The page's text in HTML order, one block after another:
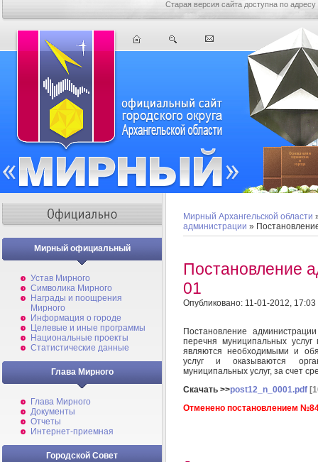
Старая версия сайта доступна по адресу
Мирный официальный
Устав Мирного
Символика Мирного
Награды и поощрения
Мирного
Информация о городе
Целевые и иные программы
Национальные проекты
Статистические данные
Глава Мирного
Глава Мирного
Документы
Отчеты
Интернет-приемная
Городской Совет
Мирный Архангельской области
администрации »
Постановление
01
Опубликовано: 11-01-2012, 17:03
Постановление
перечня муниципальных
являются необходимыми и
услуг и оказываются
муниципальных услуг, за счет
Скачать >>post12_n_0001.pdf
Отменено постановлением